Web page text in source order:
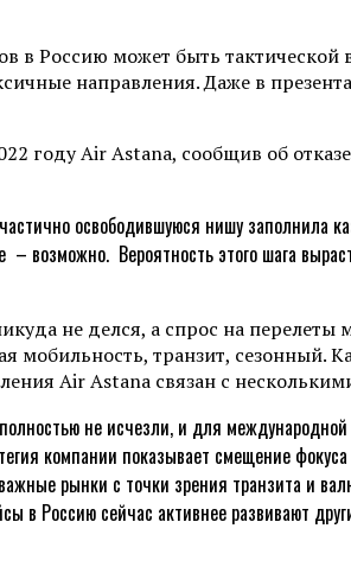
Россию может быть тактической
направления. Даже в
году Air Astana, сообщив об
освободившуюся нишу заполнила
возможно. Вероятность этого шага
не делся, а спрос на
транзит, сезонный.
Air Astana связан с
не исчезли, и для
компании показывает смещение
рынки с точки зрения транзита и
в Россию сейчас активнее развивают